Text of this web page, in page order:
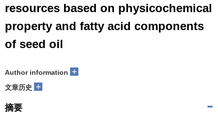
resources based on physicochemical
property and fatty acid components
of seed oil
Author information +
文章历史 +
摘要